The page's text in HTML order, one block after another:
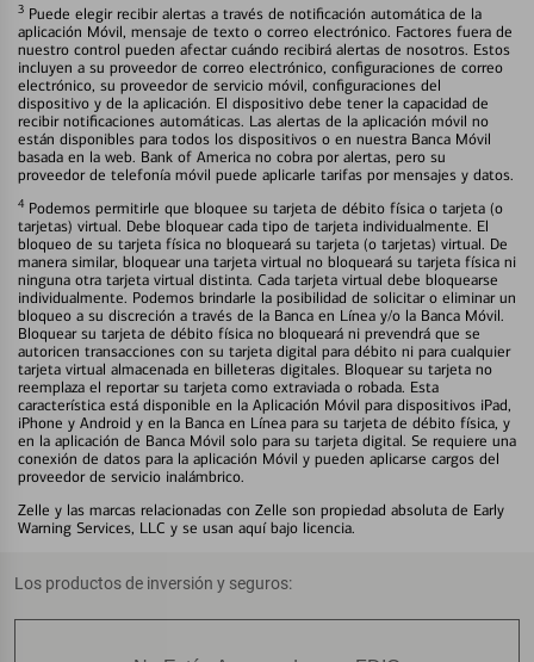
3 Puede elegir recibir alertas a través de notificación automática de la
aplicación Móvil, mensaje de texto o correo electrónico. Factores fuera de
nuestro control pueden afectar cuándo recibirá alertas de nosotros. Estos
incluyen a su proveedor de correo electrónico, configuraciones de correo
electrónico, su proveedor de servicio móvil, configuraciones del
dispositivo y de la aplicación. El dispositivo debe tener la capacidad de
recibir notificaciones automáticas. Las alertas de la aplicación móvil no
están disponibles para todos los dispositivos o en nuestra Banca Móvil
basada en la web. Bank of America no cobra por alertas, pero su
proveedor de telefonía móvil puede aplicarle tarifas por mensajes y datos.
4 Podemos permitirle que bloquee su tarjeta de débito física o tarjeta (o
tarjetas) virtual. Debe bloquear cada tipo de tarjeta individualmente. El
bloqueo de su tarjeta física no bloqueará su tarjeta (o tarjetas) virtual. De
manera similar, bloquear una tarjeta virtual no bloqueará su tarjeta física ni
ninguna otra tarjeta virtual distinta. Cada tarjeta virtual debe bloquearse
individualmente. Podemos brindarle la posibilidad de solicitar o eliminar un
bloqueo a su discreción a través de la Banca en Línea y/o la Banca Móvil.
Bloquear su tarjeta de débito física no bloqueará ni prevendrá que se
autoricen transacciones con su tarjeta digital para débito ni para cualquier
tarjeta virtual almacenada en billeteras digitales. Bloquear su tarjeta no
reemplaza el reportar su tarjeta como extraviada o robada. Esta
característica está disponible en la Aplicación Móvil para dispositivos iPad,
iPhone y Android y en la Banca en Línea para su tarjeta de débito física, y
en la aplicación de Banca Móvil solo para su tarjeta digital. Se requiere una
conexión de datos para la aplicación Móvil y pueden aplicarse cargos del
proveedor de servicio inalámbrico.
Zelle y las marcas relacionadas con Zelle son propiedad absoluta de Early
Warning Services, LLC y se usan aquí bajo licencia.
Los productos de inversión y seguros: